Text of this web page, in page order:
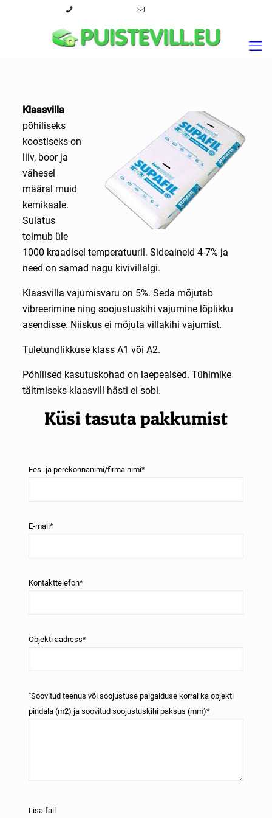
Klaasvilla
põhiliseks
koostiseks on
liiv, boor ja
vähesel
määral muid
kemikaale.
Sulatus
toimub üle
1000 kraadisel temperatuuril. Sideaineid 4-7% ja
need on samad nagu kivivillalgi.
Klaasvilla vajumisvaru on 5%. Seda mõjutab
vibreerimine ning soojustuskihi vajumine lõplikku
asendisse. Niiskus ei mõjuta villakihi vajumist.
Tuletundlikkuse klass A1 või A2.
Põhilised kasutuskohad on laepealsed. Tühimike
täitmiseks klaasvill hästi ei sobi.
Küsi tasuta pakkumist
Ees- ja perekonnanimi/firma nimi*
E-mail*
Kontakttelefon*
Objekti aadress*
"Soovitud teenus või soojustuse paigalduse korral ka objekti
pindala (m2) ja soovitud soojustuskihi paksus (mm)*
Lisa fail